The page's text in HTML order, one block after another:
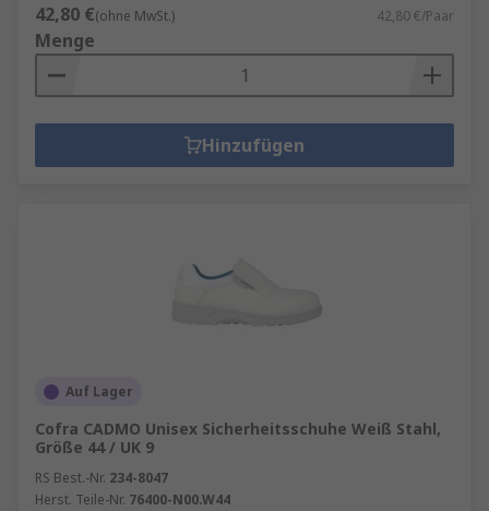
42,80 €(ohne MwSt.) 42,80 €/Paar
Menge
Hinzufügen
Auf Lager
Cofra CADMO Unisex Sicherheitsschuhe Weiß Stahl,
Größe 44 / UK 9
RS Best.-Nr. 234-8047
Herst. Teile-Nr. 76400-N00.W44